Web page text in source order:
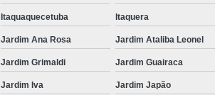
Homogeneizador para
Fornecedor de
Itaquaquecetuba Itaquera
Jardim Ana Rosa Jardim Ataliba Leonel
Jardim Grimaldi Jardim Guairaca
Jardim Iva Jardim Japão